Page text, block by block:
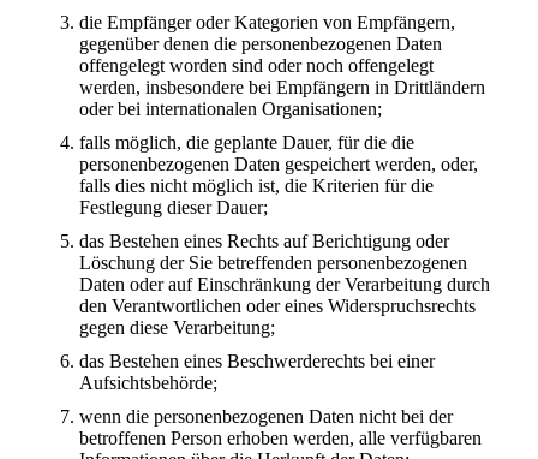
die Empfänger oder Kategorien von Empfängern,
gegenüber denen die personenbezogenen Daten
offengelegt worden sind oder noch offengelegt
werden, insbesondere bei Empfängern in Drittländern
oder bei internationalen Organisationen;
falls möglich, die geplante Dauer, für die die
personenbezogenen Daten gespeichert werden, oder,
falls dies nicht möglich ist, die Kriterien für die
Festlegung dieser Dauer;
das Bestehen eines Rechts auf Berichtigung oder
Löschung der Sie betreffenden personenbezogenen
Daten oder auf Einschränkung der Verarbeitung durch
den Verantwortlichen oder eines Widerspruchsrechts
gegen diese Verarbeitung;
das Bestehen eines Beschwerderechts bei einer
Aufsichtsbehörde;
wenn die personenbezogenen Daten nicht bei der
betroffenen Person erhoben werden, alle verfügbaren